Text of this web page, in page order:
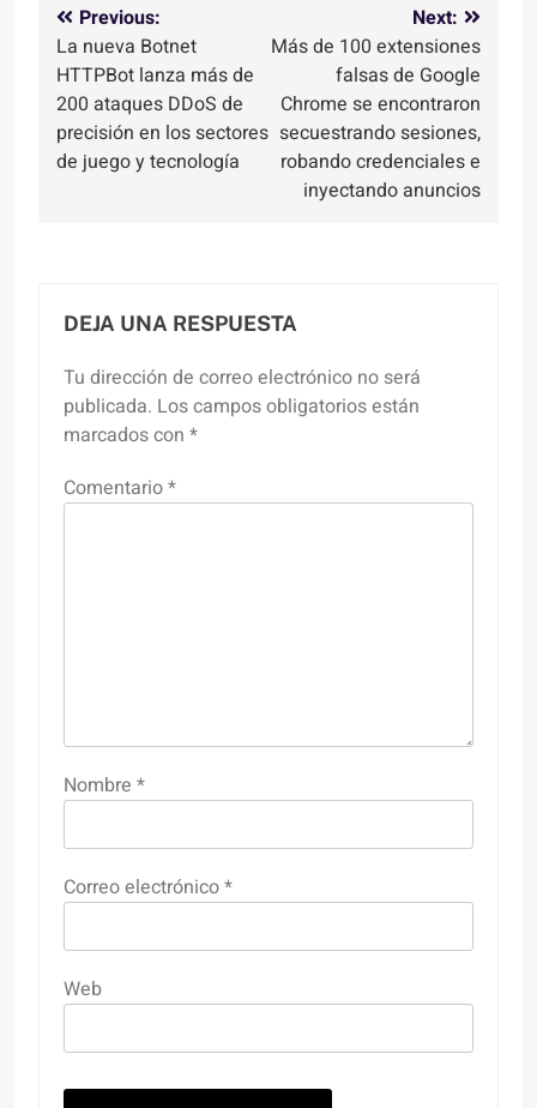
Navegación
de
entradas
Previous:
La nueva Botnet
HTTPBot lanza más de
200 ataques DDoS de
precisión en los sectores
de juego y tecnología
Next:
Más de 100 extensiones
falsas de Google
Chrome se encontraron
secuestrando sesiones,
robando credenciales e
inyectando anuncios
DEJA UNA RESPUESTA
Tu dirección de correo electrónico no será
publicada. Los campos obligatorios están
marcados con *
Comentario*
Nombre *
Correo electrónico*
Web